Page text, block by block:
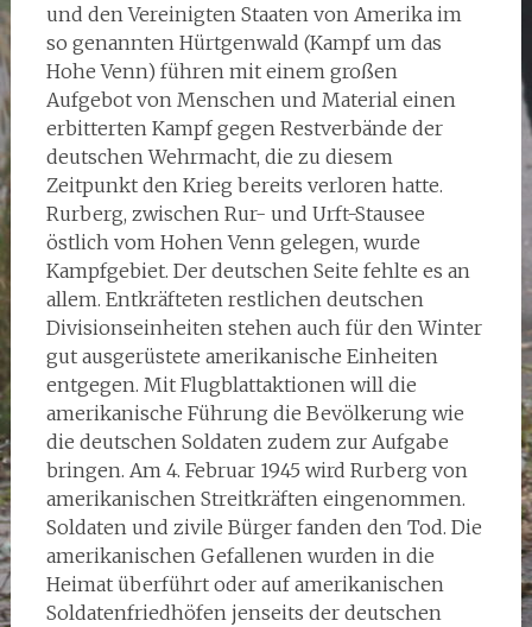
und den Vereinigten Staaten von Amerika im
so genannten Hürtgenwald (Kampf um das
Hohe Venn) führen mit einem großen
Aufgebot von Menschen und Material einen
erbitterten Kampf gegen Restverbände der
deutschen Wehrmacht, die zu diesem
Zeitpunkt den Krieg bereits verloren hatte.
Rurberg, zwischen Rur- und Urft-Stausee
östlich vom Hohen Venn gelegen, wurde
Kampfgebiet. Der deutschen Seite fehlte es an
allem. Entkräfteten restlichen deutschen
Divisionseinheiten stehen auch für den Winter
gut ausgerüstete amerikanische Einheiten
entgegen. Mit Flugblattaktionen will die
amerikanische Führung die Bevölkerung wie
die deutschen Soldaten zudem zur Aufgabe
bringen. Am 4. Februar 1945 wird Rurberg von
amerikanischen Streitkräften eingenommen.
Soldaten und zivile Bürger fanden den Tod. Die
amerikanischen Gefallenen wurden in die
Heimat überführt oder auf amerikanischen
Soldatenfriedhöfen jenseits der deutschen